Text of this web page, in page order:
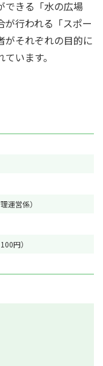
できる「水の広場
が行われる「スポー
がそれぞれの目的に
います。
運営係）
円）